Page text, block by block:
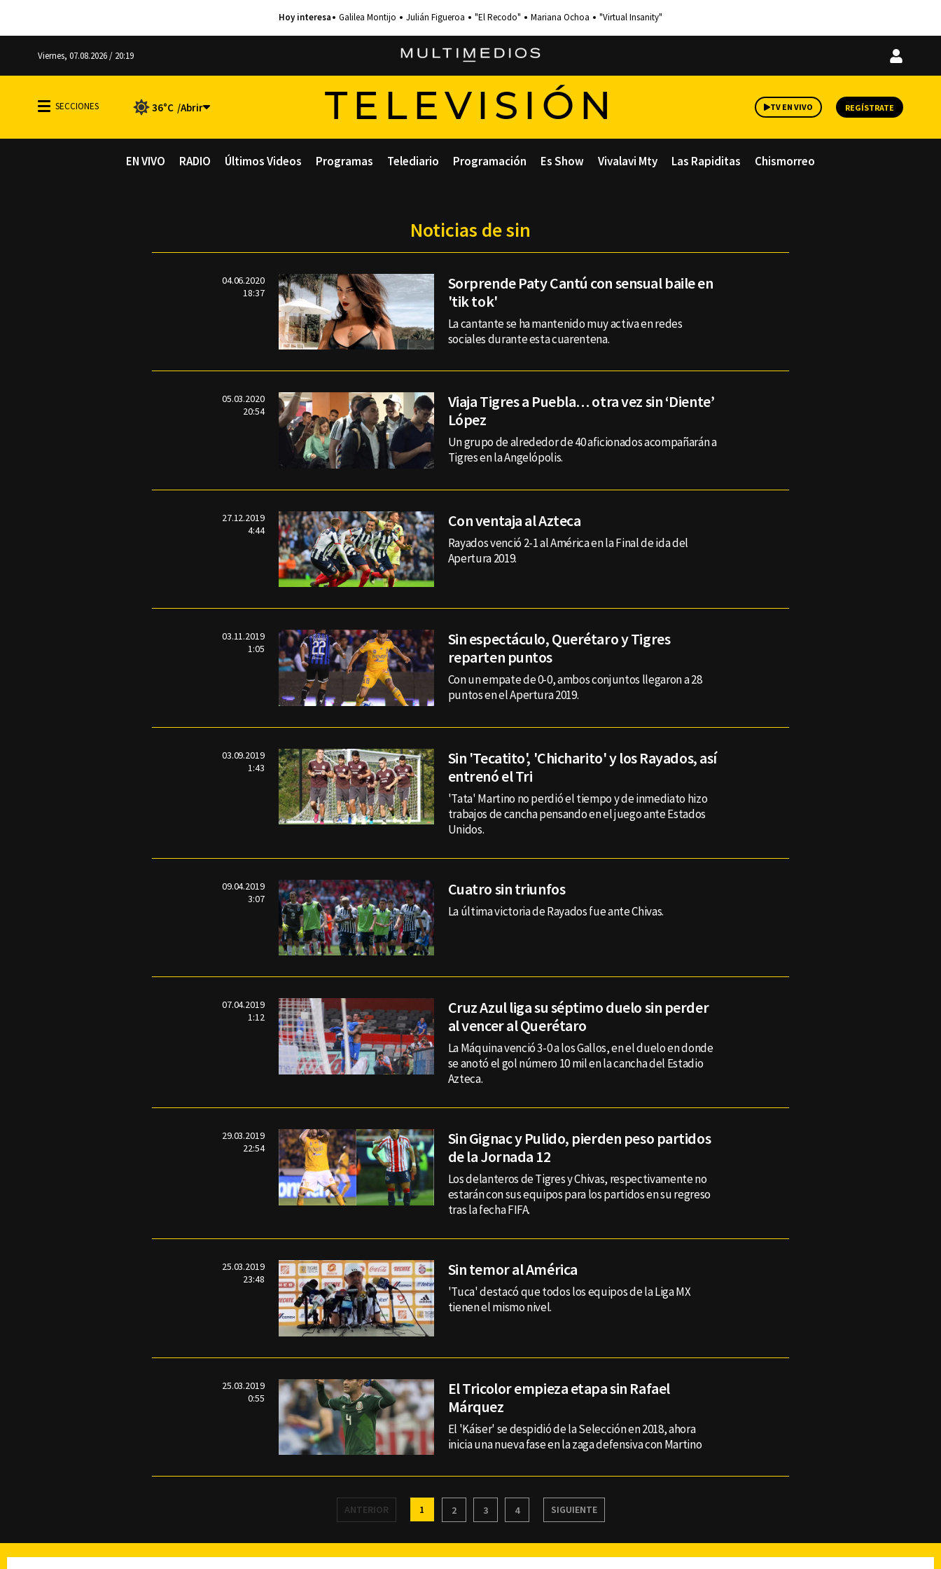
Galilea Montijo Julián Figueroa "El Recodo" Mariana Ochoa "Virtual Insanity"
Viernes, 07.08.2026 / 20:19
Iniciar
36°C TELEVISIÓN TV EN VIVO REGÍSTRATE
EN VIVO RADIO Últimos Videos Programas Telediario Programación Es Show Vivalavi Mty Las Rapiditas Chismorreo
Noticias de sin
04.06.2020
18:37
Sorprende Paty Cantú con sensual baile en
'tik tok'
La cantante se ha mantenido muy activa en redes
sociales durante esta cuarentena.
05.03.2020
20:54
Viaja Tigres a Puebla… otra vez sin ‘Diente’
López
Un grupo de alrededor de 40 aficionados acompañarán a
Tigres en la Angelópolis.
27.12.2019
4:44
Con ventaja al Azteca
Rayados venció 2-1 al América en la Final de ida del
Apertura 2019.
03.11.2019
1:05
Sin espectáculo, Querétaro y Tigres
reparten puntos
Con un empate de 0-0, ambos conjuntos llegaron a 28
puntos en el Apertura 2019.
03.09.2019
1:43
Sin 'Tecatito', 'Chicharito' y los Rayados, así
entrenó el Tri
'Tata' Martino no perdió el tiempo y de inmediato hizo
trabajos de cancha pensando en el juego ante Estados
Unidos.
09.04.2019
3:07
Cuatro sin triunfos
La última victoria de Rayados fue ante Chivas.
07.04.2019
1:12
Cruz Azul liga su séptimo duelo sin perder
al vencer al Querétaro
La Máquina venció 3-0 a los Gallos, en el duelo en donde
se anotó el gol número 10 mil en la cancha del Estadio
Azteca.
29.03.2019
22:54
Sin Gignac y Pulido, pierden peso partidos
de la Jornada 12
Los delanteros de Tigres y Chivas, respectivamente no
estarán con sus equipos para los partidos en su regreso
tras la fecha FIFA.
25.03.2019
23:48
Sin temor al América
'Tuca' destacó que todos los equipos de la Liga MX
tienen el mismo nivel.
25.03.2019
0:55
El Tricolor empieza etapa sin Rafael
Márquez
El 'Káiser' se despidió de la Selección en 2018, ahora
inicia una nueva fase en la zaga defensiva con Martino
ANTERIOR 1 2 3 4 SIGUIENTE